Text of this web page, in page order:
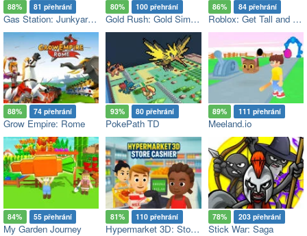
88% 81 přehrání
Gas Station: Junkyard Tycoon
80% 100 přehrání
Gold Rush: Gold Simulator 3D
86% 84 přehrání
Roblox: Get Tall and Fall
88% 74 přehrání
Grow Empire: Rome
93% 80 přehrání
PokePath TD
89% 111 přehrání
Meeland.io
84% 55 přehrání
My Garden Journey
81% 110 přehrání
Hypermarket 3D: Store Cashier
78% 203 přehrání
Stick War: Saga